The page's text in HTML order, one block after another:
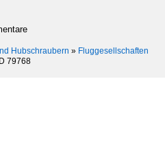
Hubschraubern » Fluggesellschaften
ID 79768